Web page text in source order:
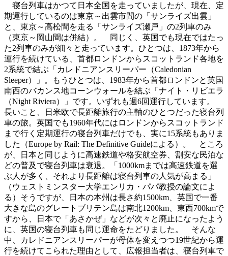
寝台列車はかつて日本全国を走っていましたが、現在、定
期運行しているのは東京～出雲市間の「サンライズ出雲」
と、東京～高松間を走る「サンライズ瀬戸」の2列車のみ
（東京～岡山間は併結）。 同じく、英国でも現在ではたっ
た2列車のみが細々と走っています。ひとつは、1873年から
運行を続けている、首都ロンドンからスコットランド各地を
2系統で結ぶ「カレドニアンスリーパー（Caledonian
Sleeper）」。もうひとつは、1983年から首都ロンドンと英国
南西のバカンス地コーンウォールを結ぶ「ナイト・リビエラ
（Night Riviera）」です。いずれも週6回運行しています。
長いこと、日米欧で長距離旅行の主軸のひとつだった寝台列
車の旅。英国でも1960年代にはロンドンからスコットランド
まで行く定期運行の寝台列車だけでも、実に15系統もありま
した（Europe by Rail: The Definitive Guideによる）。 ところ
が、日本と同じように高速鉄道や格安航空券、割安な民泊な
どの普及で寝台列車は衰退。「1000kmまでは高速鉄道を選
ぶ人が多く、それより長距離は寝台列車の人気が高まる」
（ウェストミンスター大学エンリカ・パパ教授の論文によ
る）そうですが、日本の本州は長さ約1500km、英国で一番
大きな島のグレートブリテン島は南北1200km、東西700kmで
すから、日本で「あさかぜ」などが次々と廃止になったよう
に、英国の寝台列車も同じ運命をたどりました。 そんな
中、カレドニアンスリーパーが母体を変えつつ19世紀から運
行を続けてこられた理由として、広報担当者は、寝台列車で